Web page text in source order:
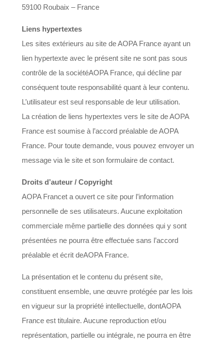
59100 Roubaix – France
Liens hypertextes
Les sites extérieurs au site de AOPA France ayant un
lien hypertexte avec le présent site ne sont pas sous
contrôle de la sociétéAOPA France, qui décline par
conséquent toute responsabilité quant à leur contenu.
L’utilisateur est seul responsable de leur utilisation.
La création de liens hypertextes vers le site de AOPA
France est soumise à l’accord préalable de AOPA
France. Pour toute demande, vous pouvez envoyer un
message via le site et son formulaire de contact.
Droits d’auteur / Copyright
AOPA Francet a ouvert ce site pour l’information
personnelle de ses utilisateurs. Aucune exploitation
commerciale même partielle des données qui y sont
présentées ne pourra être effectuée sans l’accord
préalable et écrit deAOPA France.
La présentation et le contenu du présent site,
constituent ensemble, une œuvre protégée par les lois
en vigueur sur la propriété intellectuelle, dontAOPA
France est titulaire. Aucune reproduction et/ou
représentation, partielle ou intégrale, ne pourra en être